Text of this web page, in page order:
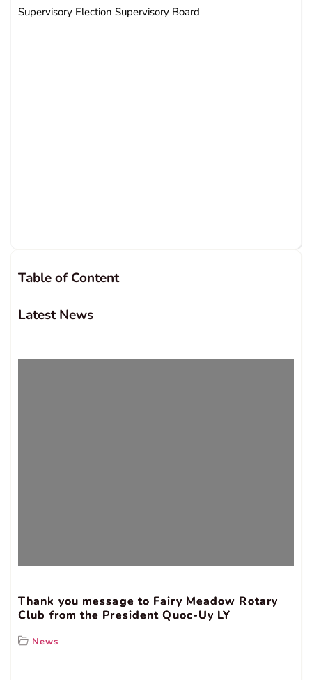
Supervisory Election Supervisory Board
Table of Content
Latest News
Thank you message to Fairy Meadow Rotary
Club from the President Quoc-Uy LY
News